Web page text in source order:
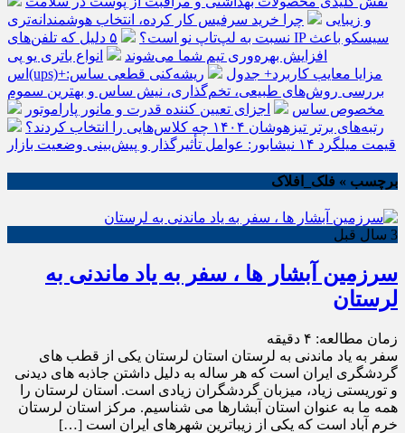
و زیبایی
چرا خرید سرفیس کار کرده، انتخاب هوشمندانه‌تری
نسبت به لپ‌تاپ نو است؟
۵ دلیل که تلفن‌های IP سیسکو باعث
افزایش بهره‌وری تیم شما می‌شوند
انواع باتری یو پی
اس(ups)+مزایا معایب کاربرد+ جدول
ریشه‌کنی قطعی ساس:
بررسی روش‌های طبیعی، تخم‌گذاری، نیش ساس و بهترین سموم
مخصوص ساس
اجزای تعیین کننده قدرت و مانور پاراموتور
رتبه‌های برتر تیزهوشان ۱۴۰۴ چه کلاس‌هایی را انتخاب کردند؟
قیمت میلگرد ۱۴ نیشابور: عوامل تأثیرگذار و پیش‌بینی وضعیت بازار
برچسب » فلک_افلاک
3 سال قبل
سرزمین آبشار ها ، سفر به یاد ماندنی به
لرستان
زمان مطالعه: ۴ دقیقه
سفر به یاد ماندنی به لرستان استان لرستان یکی از قطب های
گردشگری ایران است که هر ساله به دلیل داشتن جاذبه های دیدنی
و توریستی زیاد، میزبان گردشگران زیادی است. استان لرستان را
همه ما به عنوان استان آبشارها می شناسیم. مرکز استان لرستان
خرم آباد است که یکی از زیباترین شهرهای ایران است […]